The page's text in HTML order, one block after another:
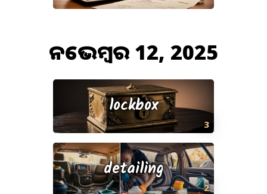
ନଭେମ୍ବର 12, 2025
3
lockbox
2
detailing